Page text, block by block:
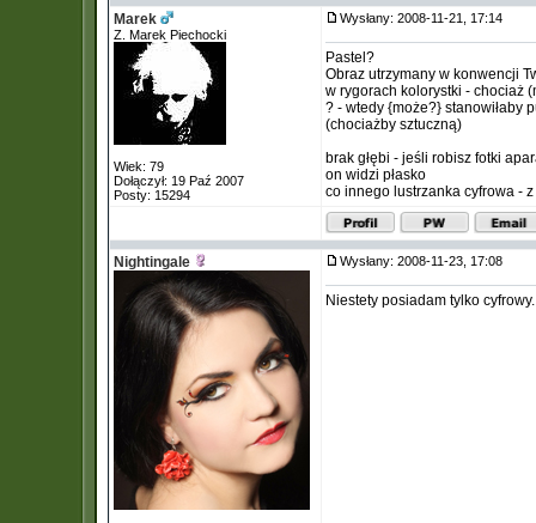
Marek
Z. Marek Piechocki
Wiek: 79
Dołączył: 19 Paź 2007
Posty: 15294
Wysłany: 2008-11-21, 17:14
Pastel?
Obraz utrzymany w konwencji
w rygorach kolorystki - chociaż
? - wtedy {może?} stanowiłaby
(chociażby sztuczną)
brak głębi - jeśli robisz fotki
on widzi płasko
co innego lustrzanka cyfrowa -
Nightingale Wysłany: 2008-11-23, 17:08
Niestety posiadam tylko